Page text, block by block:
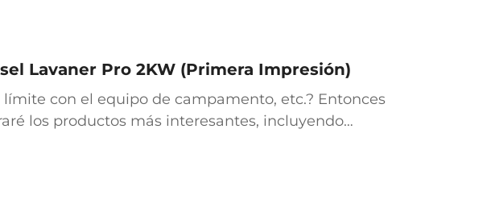
Lavaner Pro 2KW (Primera Impresión)
con el equipo de campamento, etc.? Entonces
los productos más interesantes, incluyendo